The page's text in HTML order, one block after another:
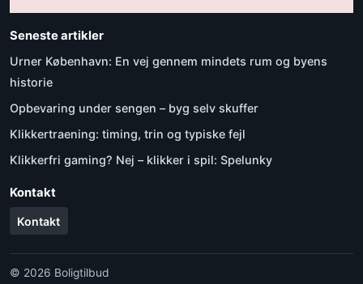
Seneste artikler
Urner København: En vej gennem mindets rum og byens
historie
Opbevaring under sengen – byg selv skuffer
Klikkertraening: timing, trin og typiske fejl
Klikkerfri gaming? Nej – klikker i spil: Spelunky
Kontakt
Kontakt
© 2026 Boligtilbud